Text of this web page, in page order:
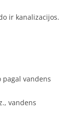
ir kanalizacijos.
vandens
vandens